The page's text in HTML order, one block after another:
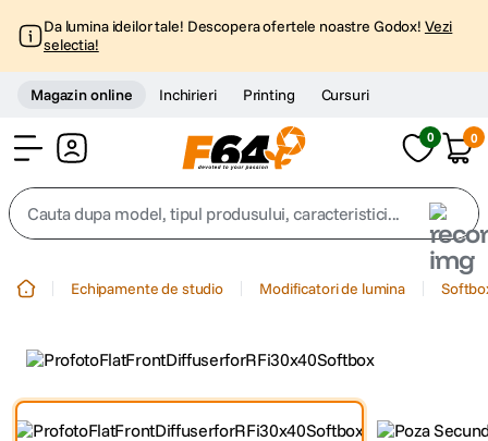
Da lumina ideilor tale! Descopera ofertele noastre Godox! Vezi
selectia!
Magazin online Inchirieri Printing Cursuri
0 0
Cauta dupa model, tipul produsului, caracteristici...
3. trepied telefon
Echipamente de studio Modificatori de lumina